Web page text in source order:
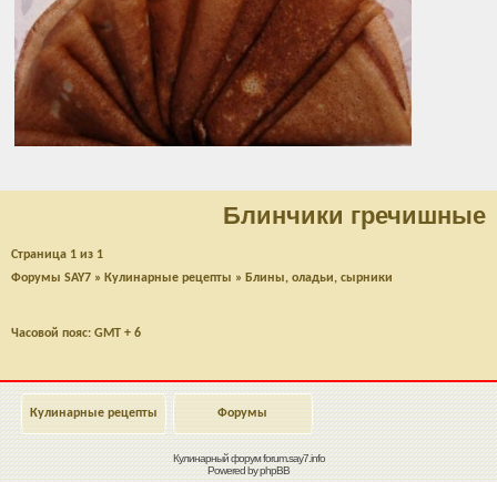
Блинчики гречишные
Страница 1 из 1
Форумы SAY7 » Кулинарные рецепты » Блины, оладьи, сырники
Часовой пояс: GMT + 6
Кулинарные рецепты Форумы
Кулинарный форумforum.say7.info
Powered byphpBB